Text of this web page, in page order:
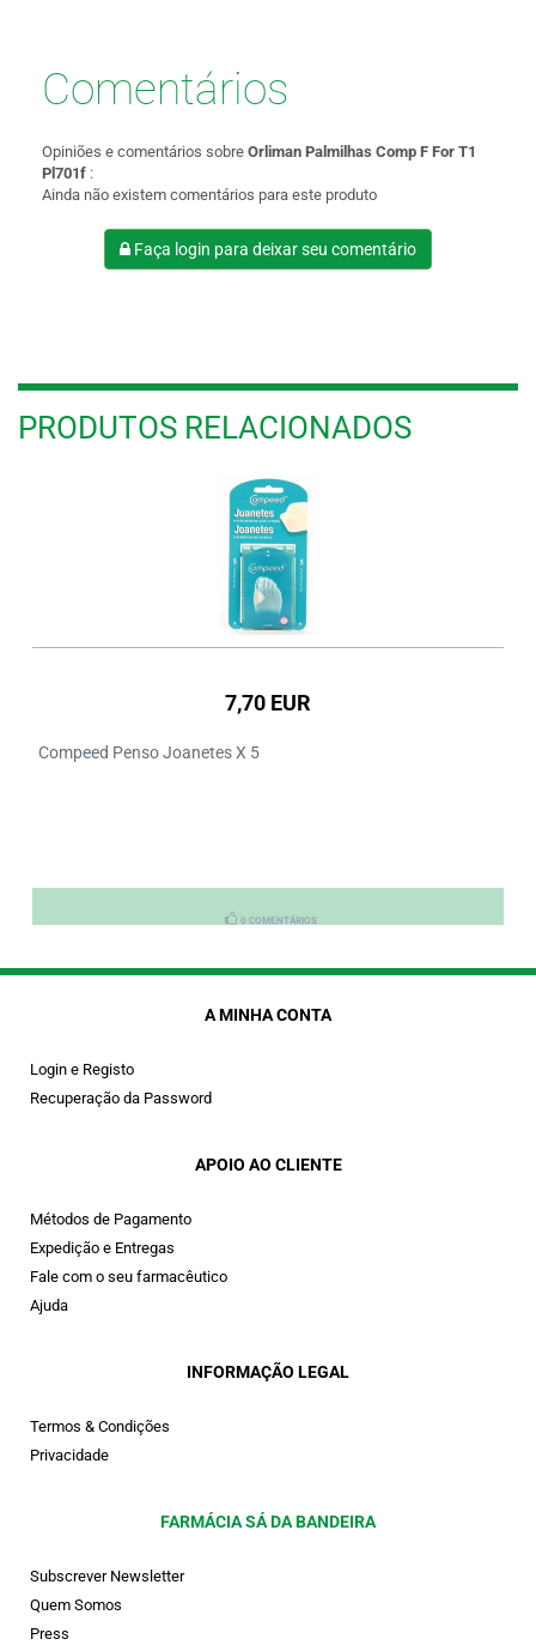
Comentários
Opiniões e comentários sobre Orliman Palmilhas Comp F For T1
Pl701f :
Ainda não existem comentários para este produto
Faça login para deixar seu comentário
PRODUTOS RELACIONADOS
7,70 EUR
Compeed Penso Joanetes X 5
0 COMENTÁRIOS
A MINHA CONTA
Login e Registo
Recuperação da Password
APOIO AO CLIENTE
Métodos de Pagamento
Expedição e Entregas
Fale com o seu farmacêutico
Ajuda
INFORMAÇÃO LEGAL
Termos & Condições
Privacidade
FARMÁCIA SÁ DA BANDEIRA
Subscrever Newsletter
Quem Somos
Press